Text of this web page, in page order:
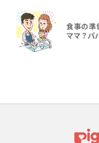
食事の準
ママ？パ